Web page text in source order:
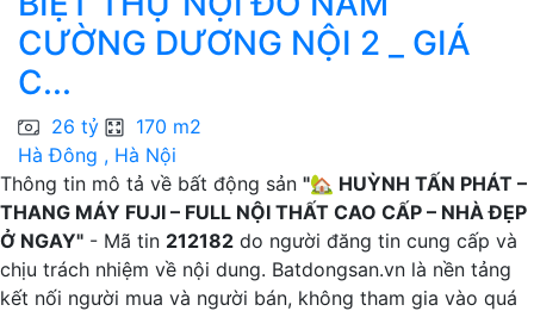
CƯỜNG DƯƠNG NỘI 2 _ GIÁ
C...
26 tỷ
170 m2
Hà Đông , Hà Nội
Thông tin mô tả về bất động sản "🏡 HUỲNH TẤN PHÁT –
THANG MÁY FUJI – FULL NỘI THẤT CAO CẤP – NHÀ ĐẸP
Ở NGAY" - Mã tin 212182 do người đăng tin cung cấp và
chịu trách nhiệm về nội dung. Batdongsan.vn là nền tảng
kết nối người mua và người bán, không tham gia vào quá